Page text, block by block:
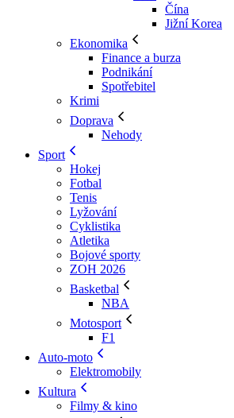
Čína
Jižní Korea
Ekonomika
Finance a burza
Podnikání
Spotřebitel
Krimi
Doprava
Nehody
Sport
Hokej
Fotbal
Tenis
Lyžování
Cyklistika
Atletika
Bojové sporty
ZOH 2026
Basketbal
NBA
Motosport
F1
Auto-moto
Elektromobily
Kultura
Filmy & kino